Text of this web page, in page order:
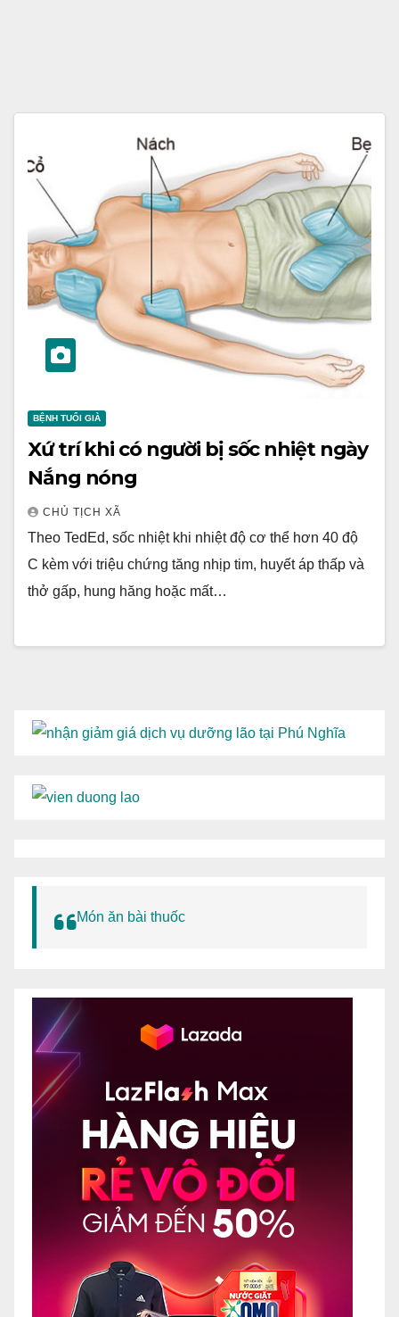
BỆNH TUỔI GIÀ
Xứ trí khi có người bị sốc nhiệt ngày
Nắng nóng
CHỦ TỊCH XÃ
Theo TedEd, sốc nhiệt khi nhiệt độ cơ thể hơn 40 độ
C kèm với triệu chứng tăng nhịp tim, huyết áp thấp và
thở gấp, hung hăng hoặc mất…
Món ăn bài thuốc